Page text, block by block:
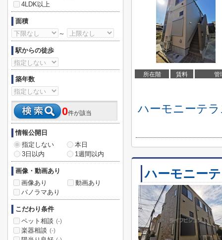
所在階 賃料 管
ハーモニーテ
ハーモニー
4LDK以上
面積
～
駅からの徒歩
築年数
0件が該当
情報公開日
指定しない
本日
3日以内
1週間以内
画像・動画あり
画像あり
動画あり
パノラマあり
こだわり条件
ペット相談 (-)
楽器相談 (-)